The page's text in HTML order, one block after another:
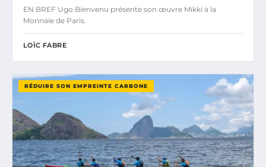
EN BREF Ugo Bienvenu présente son œuvre Mikki à la
Monnaie de Paris.
LOÏC FABRE
RÉDUIRE SON EMPREINTE CARBONE